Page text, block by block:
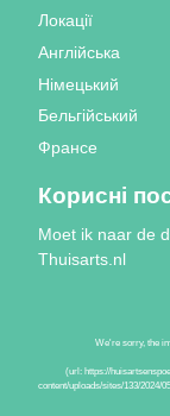
Локації
Англійська
Німецький
Бельгійський
Франсе
Корисні
Moet ik naar de
Thuisarts.nl